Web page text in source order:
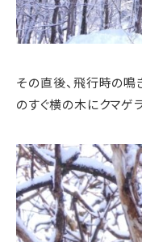
その直後、飛行時の鳴
のすぐ横の木にクマゲ